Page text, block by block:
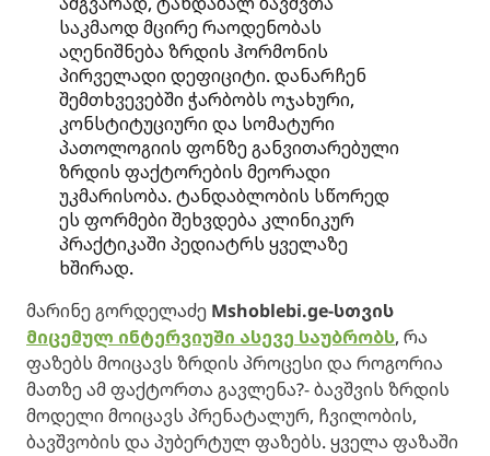
საკმაოდ მცირე რაოდენობას
აღენიშნება ზრდის ჰორმონის
პირველადი დეფიციტი. დანარჩენ
შემთხვევებში ჭარბობს ოჯახური,
კონსტიტუციური და სომატური
პათოლოგიის ფონზე განვითარებული
ზრდის ფაქტორების მეორადი
უკმარისობა. ტანდაბლობის სწორედ
ეს ფორმები შეხვდება კლინიკურ
პრაქტიკაში პედიატრს ყველაზე
ხშირად.
მარინე გორდელაძე Mshoblebi.ge-სთვის
მიცემულ ინტერვიუში ასევე საუბრობს, რა
ფაზებს მოიცავს ზრდის პროცესი და როგორია
მათზე ამ ფაქტორთა გავლენა?- ბავშვის ზრდის
მოდელი მოიცავს პრენატალურ, ჩვილობის,
ბავშვობის და პუბერტულ ფაზებს. ყველა ფაზაში